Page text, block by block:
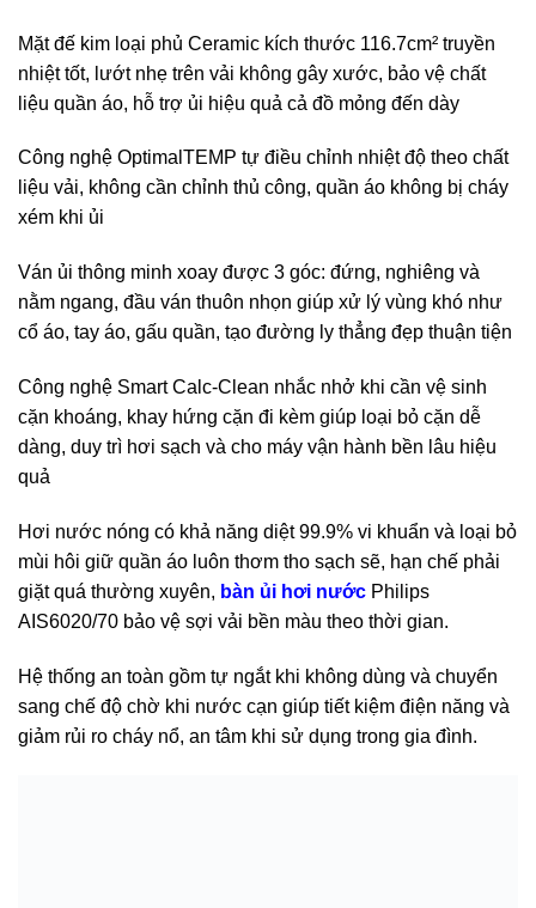
Mặt đế kim loại phủ Ceramic kích thước 116.7cm² truyền
nhiệt tốt, lướt nhẹ trên vải không gây xước, bảo vệ chất
liệu quần áo, hỗ trợ ủi hiệu quả cả đồ mỏng đến dày
Công nghệ OptimalTEMP tự điều chỉnh nhiệt độ theo chất
liệu vải, không cần chỉnh thủ công, quần áo không bị cháy
xém khi ủi
Ván ủi thông minh xoay được 3 góc: đứng, nghiêng và
nằm ngang, đầu ván thuôn nhọn giúp xử lý vùng khó như
cổ áo, tay áo, gấu quần, tạo đường ly thẳng đẹp thuận tiện
Công nghệ Smart Calc-Clean nhắc nhở khi cần vệ sinh
cặn khoáng, khay hứng cặn đi kèm giúp loại bỏ cặn dễ
dàng, duy trì hơi sạch và cho máy vận hành bền lâu hiệu
quả
Hơi nước nóng có khả năng diệt 99.9% vi khuẩn và loại bỏ
mùi hôi giữ quần áo luôn thơm tho sạch sẽ, hạn chế phải
giặt quá thường xuyên, bàn ủi hơi nước Philips
AIS6020/70 bảo vệ sợi vải bền màu theo thời gian.
Hệ thống an toàn gồm tự ngắt khi không dùng và chuyển
sang chế độ chờ khi nước cạn giúp tiết kiệm điện năng và
giảm rủi ro cháy nổ, an tâm khi sử dụng trong gia đình.